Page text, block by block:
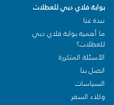
بوابة فلاي دبي للعطلات
نبذة عنا
ما أهمية بوابة فلاي دبي
للعطلات؟
الأسئلة المتكررة
اتصل بنا
السياسات
وكلاء السفر